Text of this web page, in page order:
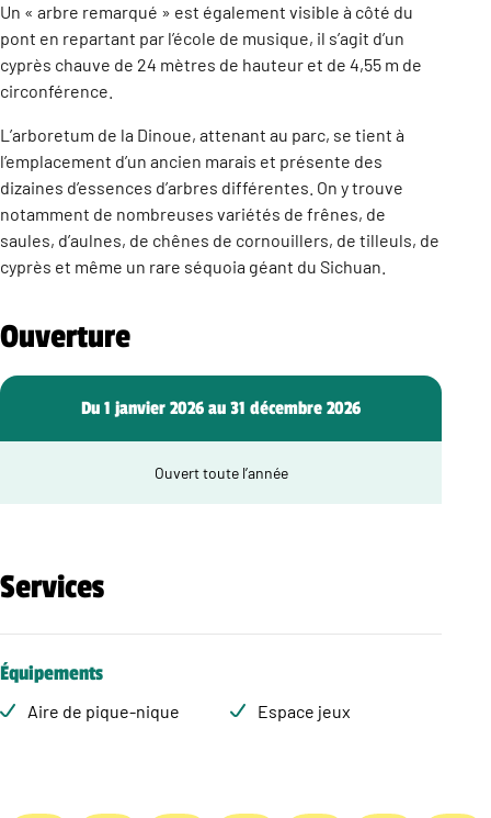
Un « arbre remarqué » est également visible à côté du
pont en repartant par l’école de musique, il s’agit d’un
cyprès chauve de 24 mètres de hauteur et de 4,55 m de
circonférence.
L’arboretum de la Dinoue, attenant au parc, se tient à
l’emplacement d’un ancien marais et présente des
dizaines d’essences d’arbres différentes. On y trouve
notamment de nombreuses variétés de frênes, de
saules, d’aulnes, de chênes de cornouillers, de tilleuls, de
cyprès et même un rare séquoia géant du Sichuan.
Ouverture
Du 1 janvier 2026 au 31 décembre 2026
Ouvert toute l’année
Services
Équipements
Aire de pique-nique Espace jeux